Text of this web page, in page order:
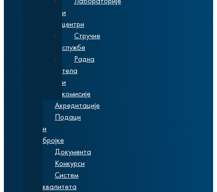
и
центри
Стручне
службе
Радна
тела
и
комисије
Акредитације
Подаци
и
бројке
Документа
Конкурси
Систем
квалитета